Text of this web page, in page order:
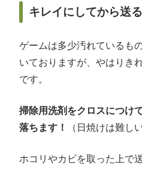
キレイにしてから送る
ゲームは多少汚れているも
いておりますが、やはりき
です。
掃除用洗剤をクロスにつけ
落ちます！
（日焼けは難し
ホコリやカビを取った上で